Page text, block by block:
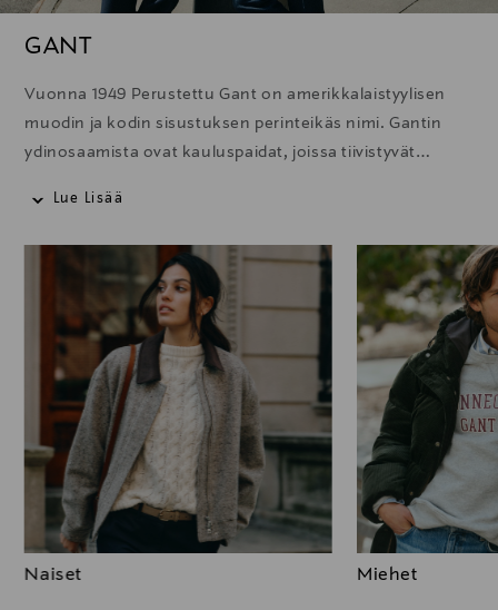
GANT
Vuonna 1949 Perustettu Gant on amerikkalaistyylisen
muodin ja kodin sisustuksen perinteikäs nimi. Gantin
ydinosaamista ovat kauluspaidat, joissa tiivistyvät
Lue Lisää
Naiset Miehet